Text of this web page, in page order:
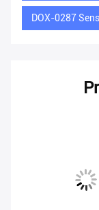
DOX-0287